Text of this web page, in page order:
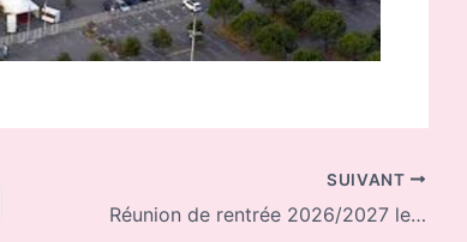
SUIVANT
Réunion de rentrée 2026/2027 le 10 septembre